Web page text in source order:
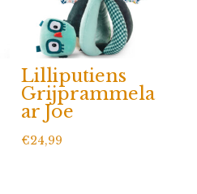
Lilliputiens
Grijprammela
ar Joe
€24,99